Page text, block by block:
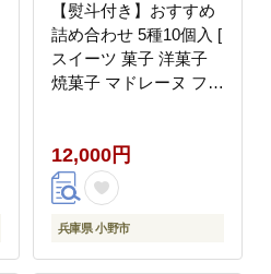
【熨斗付き】おすすめ
詰め合わせ 5種10個入 [
スイーツ 菓子 洋菓子
焼菓子 マドレーヌ フィ
ゼント ]【のし(お歳
暮)】
12,000円
兵庫県 小野市